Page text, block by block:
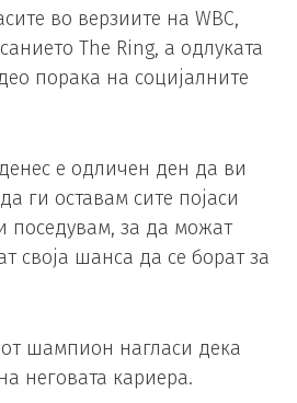
во верзиите на WBC,
The Ring, а одлуката
порака на социјалните
е одличен ден да ви
ги оставам сите појаси
поседувам, за да можат
своја шанса да се борат за
шампион нагласи дека
неговата кариера.